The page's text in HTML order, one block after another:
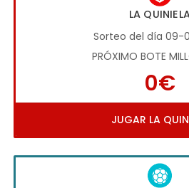
LA
Sorteo del día 09-
PRÓXIMO BOTE
0€
JUGAR LA